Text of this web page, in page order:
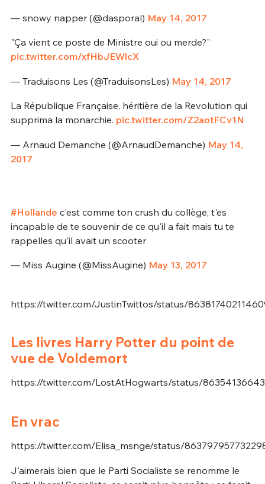
— snowy napper (@dasporal) May 14, 2017
"Ça vient ce poste de Ministre oui ou merde?"
pic.twitter.com/xfHbJEWlcX
— Traduisons Les (@TraduisonsLes) May 14, 2017
La République Française, héritière de la Revolution qui
supprima la monarchie. pic.twitter.com/Z2aotFCv1N
— Arnaud Demanche (@ArnaudDemanche) May 14,
2017
#Hollande c'est comme ton crush du collège, t'es
incapable de te souvenir de ce qu'il a fait mais tu te
rappelles qu'il avait un scooter
— Miss Augine (@MissAugine) May 13, 2017
https://twitter.com/JustinTwittos/status/
Les livres Harry Potter du point de
vue de Voldemort
https://twitter.com/LostAtHogwarts/status/
En vrac
https://twitter.com/Elisa_msnge/status/
J'aimerais bien que le Parti Socialiste se renomme le